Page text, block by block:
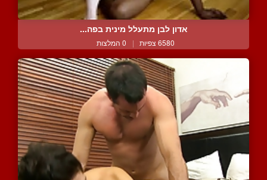
אדון לבן מתעלל מינית בפה...
6580 צפיות | 0 המלצות